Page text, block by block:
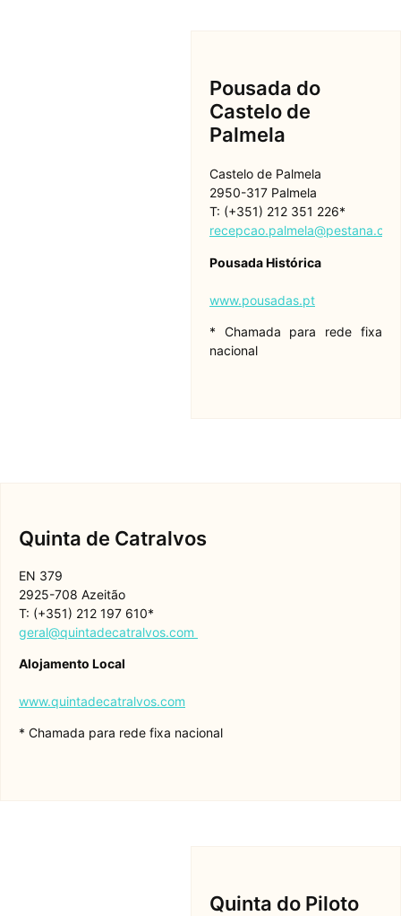
Pousada do
Castelo de
Palmela
Castelo de Palmela
2950-317 Palmela
T: (+351) 212 351 226*
recepcao.palmela@pestana.com
Pousada Histórica
www.pousadas.pt
* Chamada para rede fixa
nacional
Quinta de Catralvos
EN 379
2925-708 Azeitão
T: (+351) 212 197 610*
geral@quintadecatralvos.com
Alojamento Local
www.quintadecatralvos.com
* Chamada para rede fixa nacional
Quinta do Piloto